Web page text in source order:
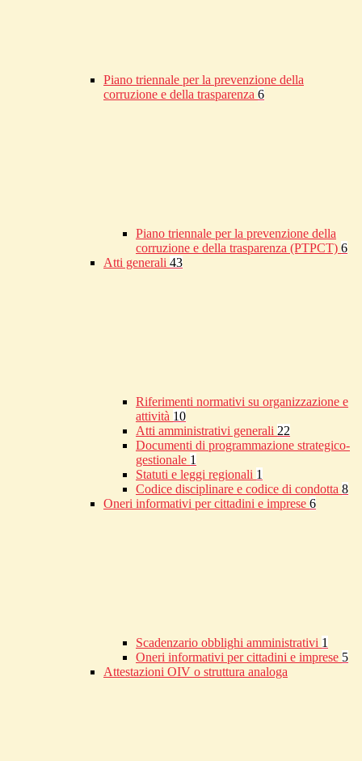
Piano triennale per la prevenzione della
corruzione e della trasparenza 6
Piano triennale per la prevenzione della
corruzione e della trasparenza (PTPCT) 6
Atti generali 43
Riferimenti normativi su organizzazione e
attività 10
Atti amministrativi generali 22
Documenti di programmazione strategico-
gestionale 1
Statuti e leggi regionali 1
Codice disciplinare e codice di condotta 8
Oneri informativi per cittadini e imprese 6
Scadenzario obblighi amministrativi 1
Oneri informativi per cittadini e imprese 5
Attestazioni OIV o struttura analoga